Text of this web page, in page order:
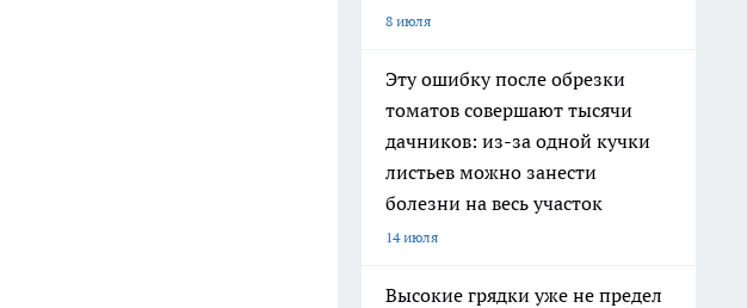
8 июля
Эту ошибку после обрезки
томатов совершают тысячи
дачников: из-за одной кучки
листьев можно занести
болезни на весь участок
14 июля
Высокие грядки уже не предел